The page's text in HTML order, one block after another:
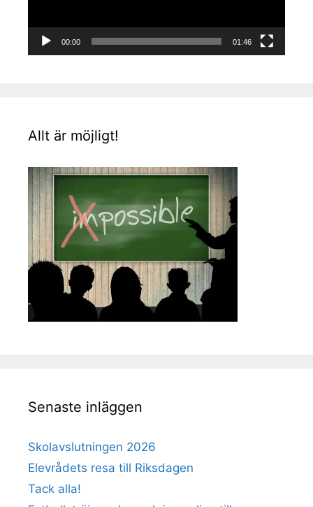
00:00 01:46
Allt är möjligt!
Senaste inläggen
Skolavslutningen 2026
Elevrådets resa till Riksdagen
Tack alla!